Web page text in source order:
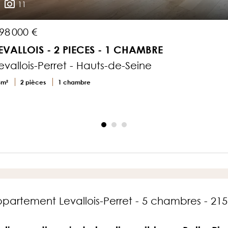
11
000 €
- 2 PIECES - 1 CHAMBRE
Perret - Hauts-de-Seine
2 pièces 1 chambre
Levallois-Perret - 5 chambres -